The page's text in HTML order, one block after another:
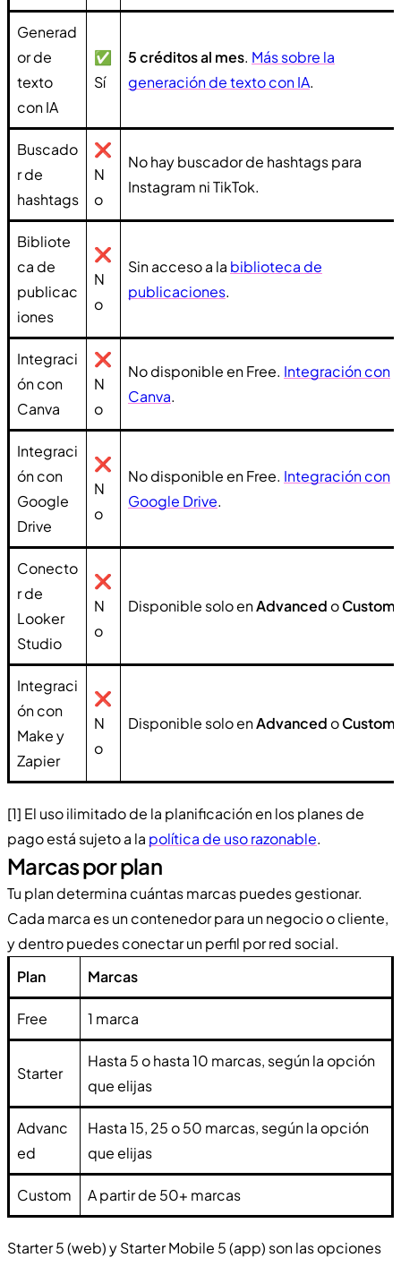
Generad
or de
texto
con IA
✅
Sí
5 créditos al mes. Más sobre la
generación de texto con IA.
Buscado
r de
hashtags
❌
N
o
No hay buscador de hashtags para
Instagram ni TikTok.
Bibliote
ca de
publicac
iones
❌
N
o
Sin acceso a la biblioteca de
publicaciones.
Integraci
ón con
Canva
❌
N
o
No disponible en Free. Integración con
Canva.
Integraci
ón con
Google
Drive
❌
N
o
No disponible en Free. Integración con
Google Drive.
Conecto
r de
Looker
Studio
❌
N
o
Disponible solo enAdvanced oCustom
Integraci
ón con
Make y
Zapier
❌
N
o
Disponible solo enAdvanced oCustom
[1] El uso ilimitado de la planificación en los planes de
pago está sujeto a la política de uso razonable.
Marcas por plan
Tu plan determina cuántas marcas puedes gestionar.
Cada marca es un contenedor para un negocio o cliente,
y dentro puedes conectar un perfil por red social.
Plan
Marcas
Free 1 marca
Starter
Hasta 5 o hasta 10 marcas, según la opción
que elijas
Advanc
ed
Hasta 15, 25 o 50 marcas, según la opción
que elijas
Custom A partir de 50+ marcas
Starter 5 (web) y Starter Mobile 5 (app) son las opciones